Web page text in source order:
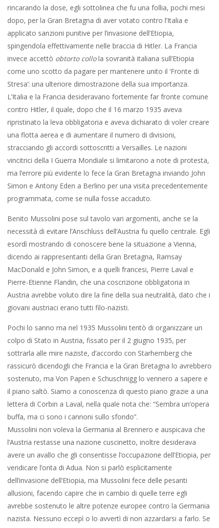
rincarando la dose, egli sottolinea che fu una follia, pochi mesi
dopo, per la Gran Bretagna di aver votato contro l’Italia e
applicato sanzioni punitive per l’invasione dell’Etiopia,
spingendola effettivamente nelle braccia di Hitler. La Francia
invece accettò obtorto collola sovranità italiana sull’Etiopia
come uno scotto da pagare per mantenere unito il ‘Fronte di
Stresa’: una ulteriore dimostrazione della sua importanza.
L’Italia e la Francia desideravano fortemente far fronte comune
contro Hitler, il quale, dopo che il 16 marzo 1935 aveva
ripristinato la leva obbligatoria e aveva dichiarato di voler creare
una flotta aerea e di aumentare il numero di divisioni,
stracciando gli accordi sottoscritti a Versailles. Le nazioni
vincitrici della I Guerra Mondiale si limitarono a note di protesta,
ma l’errore più evidente lo fece la Gran Bretagna inviando John
Simon e Antony Eden a Berlino per una visita precedentemente
programmata, come se nulla fosse accaduto.
Benito Mussolini pose sul tavolo vari argomenti, anche se la
necessità di evitare l’Anschluss dell’Austria fu quello centrale. Egli
esordì mostrando di conoscere bene la situazione a Vienna,
dicendo ai rappresentanti della Gran Bretagna, Ramsay
MacDonald e John Simon, e a quelli francesi, Pierre Laval e
Pierre-Etienne Flandin, che una coscrizione obbligatoria in
Austria avrebbe voluto dire la fine della sua neutralità, dato che i
giovani austriaci erano tutti filo-nazisti.
Pochi lo sanno ma nel 1935 Mussolini tentò di organizzare un
colpo di Stato in Austria, fissato per il 2 giugno 1935, per
sottrarla alle mire naziste, d’accordo con Starhemberg che
rassicurò dicendogli che Francia e la Gran Bretagna lo avrebbero
sostenuto, ma Von Papen e Schuschnigg lo vennero a sapere e
il piano saltò. Siamo a conoscenza di questo piano grazie a una
lettera di Corbin a Laval, nella quale nota che: “Sembra un’opera
buffa, ma ci sono i cannoni sullo sfondo”.
Mussolini non voleva la Germania al Brennero e auspicava che
l’Austria restasse una nazione cuscinetto, inoltre desiderava
avere un avallo che gli consentisse l’occupazione dell’Etiopia, per
vendicare l’onta di Adua. Non si parlò esplicitamente
dell’invasione dell’Etiopia, ma Mussolini fece delle pesanti
allusioni, facendo capire che in cambio di quelle terre egli
avrebbe sostenuto le altre potenze europee contro la Germania
nazista. Nessuno eccepì o lo avvertì di non azzardarsi a farlo. Se